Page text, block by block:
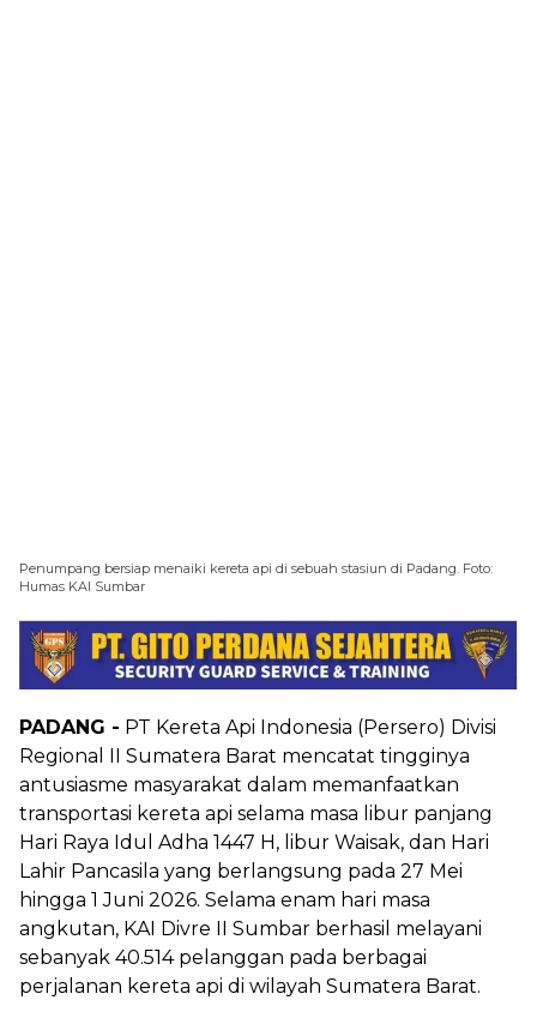
Penumpang bersiap menaiki kereta api di sebuah stasiun di Padang. Foto:
Humas KAI Sumbar
PADANG - PT Kereta Api Indonesia (Persero) Divisi
Regional II Sumatera Barat mencatat tingginya
antusiasme masyarakat dalam memanfaatkan
transportasi kereta api selama masa libur panjang
Hari Raya Idul Adha 1447 H, libur Waisak, dan Hari
Lahir Pancasila yang berlangsung pada 27 Mei
hingga 1 Juni 2026. Selama enam hari masa
angkutan, KAI Divre II Sumbar berhasil melayani
sebanyak 40.514 pelanggan pada berbagai
perjalanan kereta api di wilayah Sumatera Barat.